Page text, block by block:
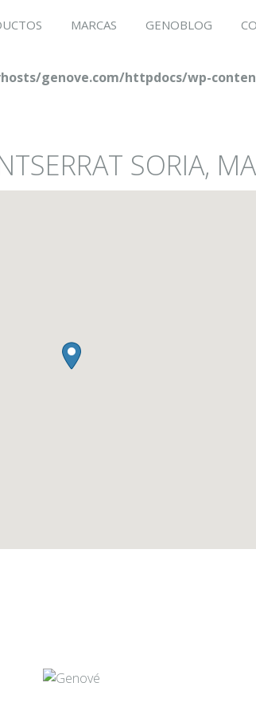
MARCAS GENOBLOG
genove.com/httpdocs/wp-
SORIA,